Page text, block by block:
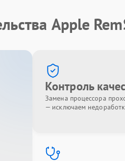
Apple
Контроль
Замена процессора
— исключаем